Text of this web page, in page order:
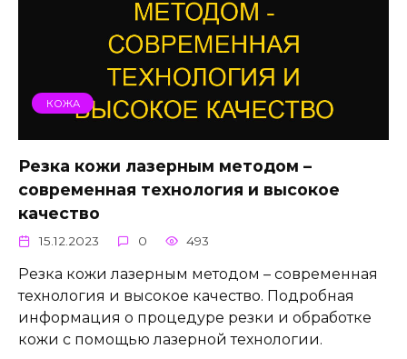
КОЖА
Резка кожи лазерным методом –
современная технология и высокое
качество
15.12.2023 0 493
Резка кожи лазерным методом – современная
технология и высокое качество. Подробная
информация о процедуре резки и обработке
кожи с помощью лазерной технологии.